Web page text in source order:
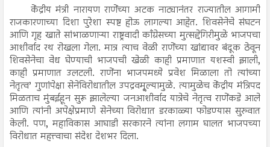
केंद्रीय मंत्री नारायण राणेंच्या अटक नाट्यानंतर राज्यातील आगामी
राजकारणाच्या दिशा पुरेशा स्पष्ट होऊ लागल्या आहेत. शिवसेनेचे संघटन
आणि गृह खाते सांभाळणाऱ्या राष्ट्रवादी काँग्रेसच्या मुत्सद्देगिरीमुळे भाजपचा
आशीर्वाद रथ रोखला गेला. मात्र त्याच वेळी राणेंच्या खांद्यावर बंदूक ठेवून
शिवसेनेचा वेध घेण्याची भाजपची खेळी काही प्रमाणात यशस्वी झाली,
काही प्रमाणात उलटली. राणेंना भाजपमध्ये प्रवेश मिळाला तो त्यांच्या
नेतृत्व’ गुणांपेक्षा सेनेविरोधातील उपद्रवमू्ल्यामुळे. त्यामुळेच केंद्रीय मंत्रिपद
मिळताच मुंबईहून सुरू झालेल्या जनआशीर्वाद यात्रेचे नेतृत्व राणेंकडे आले
आणि त्यांनी अपेक्षेप्रमाणे सेनेच्या विरोधात डरकाळ्या फोडण्यास सुरुवात
केली. पण, महाविकास आघाडी सरकारने त्यांना लगाम घालत भाजपच्या
विरोधात महत्त्वाचा संदेश देशभर दिला.